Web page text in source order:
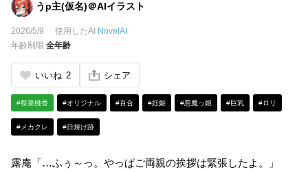
うp主(仮名)＠AIイラスト
2026/5/9 使用したAI NovelAI
年齢制限 全年齢
いいね 2 シェア
#祭菜桃香 #オリジナル #百合 #妊娠 #悪魔っ娘 #巨乳 #ロリ
#メカクレ #日焼け跡
露庵「…ふぅ～っ。やっぱご両親の挨拶は緊張したよ。」